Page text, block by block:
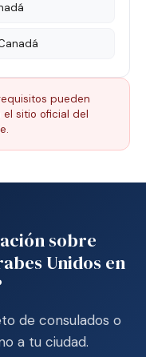
pueden
el sitio oficial del
sobre
Unidos en
de consulados o
a tu ciudad.